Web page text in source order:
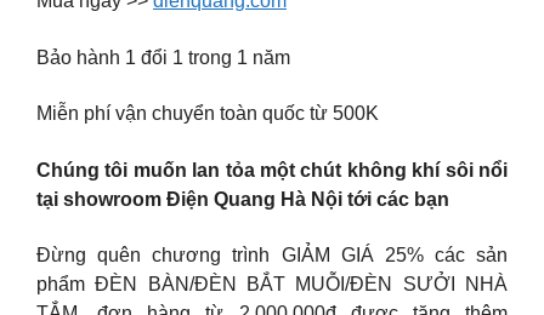
Bảo hành 1 đổi 1 trong 1 năm
Miễn phí vận chuyển toàn quốc từ 500K
Chúng tôi muốn lan tỏa một chút không khí sôi nổi
tại showroom Điện Quang Hà Nội tới các bạn
Đừng quên chương trình GIẢM GIÁ 25% các sản
phẩm ĐÈN BÀN/ĐÈN BẮT MUỖI/ĐÈN SƯỞI NHÀ